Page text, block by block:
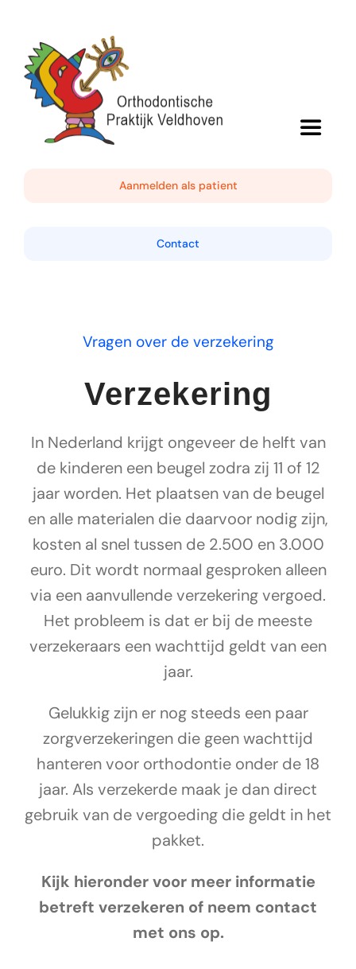
inhoud
Toggle
Algemene informatie
Aanmelden als patient
Contact
Vragen over de verzekering
Verzekering
In Nederland krijgt ongeveer de helft van
de kinderen een beugel zodra zij 11 of 12
jaar worden. Het plaatsen van de beugel
en alle materialen die daarvoor nodig zijn,
kosten al snel tussen de 2.500 en 3.000
euro. Dit wordt normaal gesproken alleen
via een aanvullende verzekering vergoed.
Het probleem is dat er bij de meeste
verzekeraars een wachttijd geldt van een
jaar.
Gelukkig zijn er nog steeds een paar
zorgverzekeringen die geen wachttijd
hanteren voor orthodontie onder de 18
jaar. Als verzekerde maak je dan direct
gebruik van de vergoeding die geldt in het
pakket.
Kijk hieronder voor meer informatie
betreft verzekeren of neem contact
met ons op.